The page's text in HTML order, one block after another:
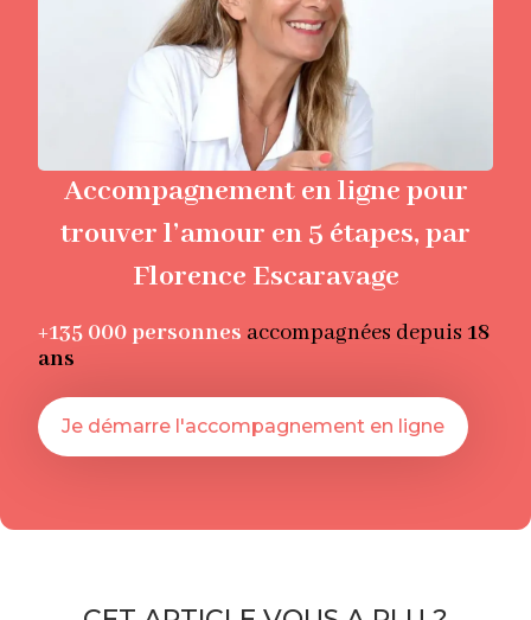
Accompagnement en ligne pour
trouver l’amour en 5 étapes, par
Florence Escaravage
+135 000 personnes accompagnées depuis 18
ans
Je démarre l'accompagnement en ligne